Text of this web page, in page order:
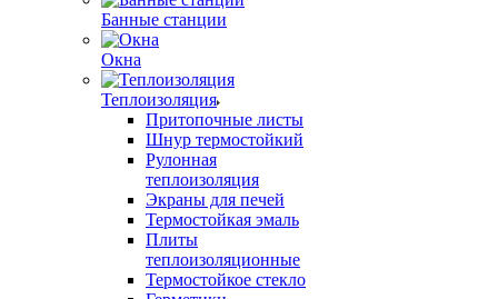
Банные станции
Окна
Теплоизоляция
Притопочные листы
Шнур термостойкий
Рулонная
теплоизоляция
Экраны для печей
Термостойкая эмаль
Плиты
теплоизоляционные
Термостойкое стекло